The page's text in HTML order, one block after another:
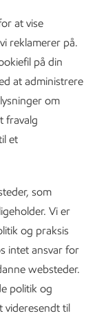
at vise
reklamerer på.
på din
at administrere
om
fravalg
et
som
Vi er
og praksis
intet ansvar for
websteder.
politik og
videresendt til